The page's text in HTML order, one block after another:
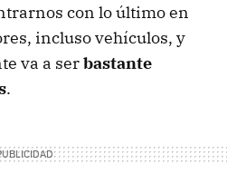
con lo último en
incluso vehículos, y
va a serbastante
.